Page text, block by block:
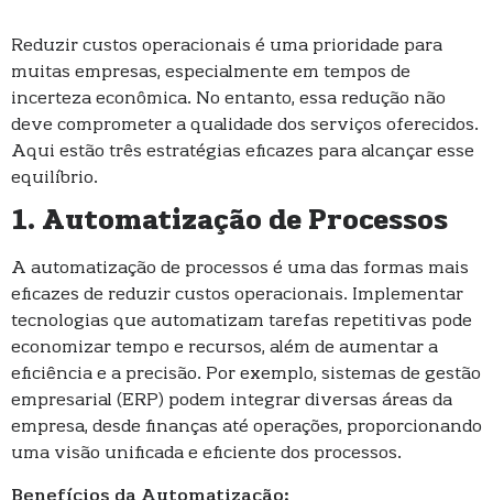
Reduzir custos operacionais é uma prioridade para
muitas empresas, especialmente em tempos de
incerteza econômica. No entanto, essa redução não
deve comprometer a qualidade dos serviços oferecidos.
Aqui estão três estratégias eficazes para alcançar esse
equilíbrio.
1. Automatização de Processos
A automatização de processos é uma das formas mais
eficazes de reduzir custos operacionais. Implementar
tecnologias que automatizam tarefas repetitivas pode
economizar tempo e recursos, além de aumentar a
eficiência e a precisão. Por exemplo, sistemas de gestão
empresarial (ERP) podem integrar diversas áreas da
empresa, desde finanças até operações, proporcionando
uma visão unificada e eficiente dos processos.
Benefícios da Automatização: